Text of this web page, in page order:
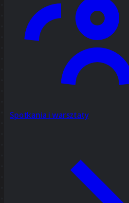
Spotkania i warsztaty